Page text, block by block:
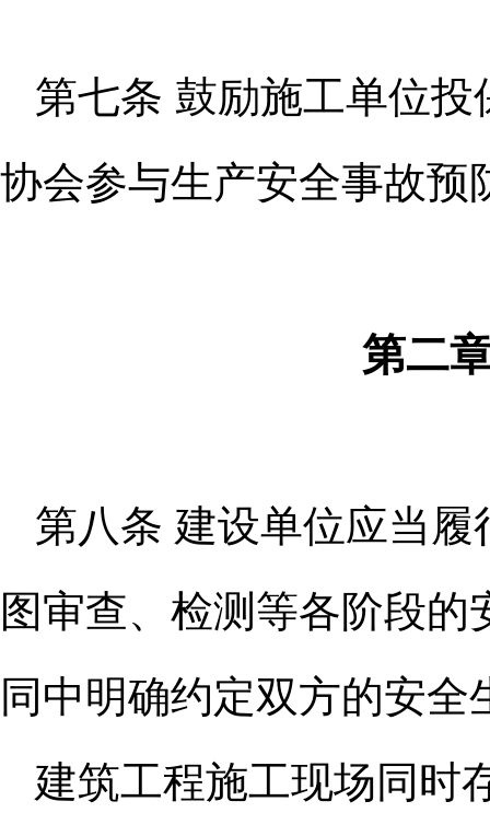
第七条 鼓励施工单位
协会参与生产安全事故预
第二
第八条 建设单位应当
图审查、检测等各阶段的
同中明确约定双方的安全
建筑工程施工现场同时